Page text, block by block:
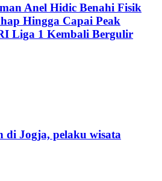
Anel Hidic Benahi Fisik
Hingga Capai Peak
Liga 1 Kembali Bergulir
di Jogja, pelaku wisata